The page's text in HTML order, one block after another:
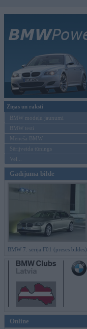
Ziņas un raksti
BMW modeļu jaunumi
BMW testi
Mēneša BMW
Sērijveida tūnings
Vel...
Gadījuma bilde
BMW 7. sērija F01 (preses bildes)
Online